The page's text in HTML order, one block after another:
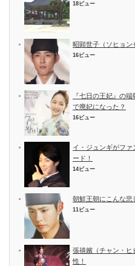
18ビュー
昭顕世子（ソヒョン
16ビュー
『七日の王妃』の
で廃妃になった？
16ビュー
イ・ジュンギがフ
ード！
14ビュー
朝鮮王朝にこんな悲
11ビュー
張禧嬪（チャン・ヒ
性！